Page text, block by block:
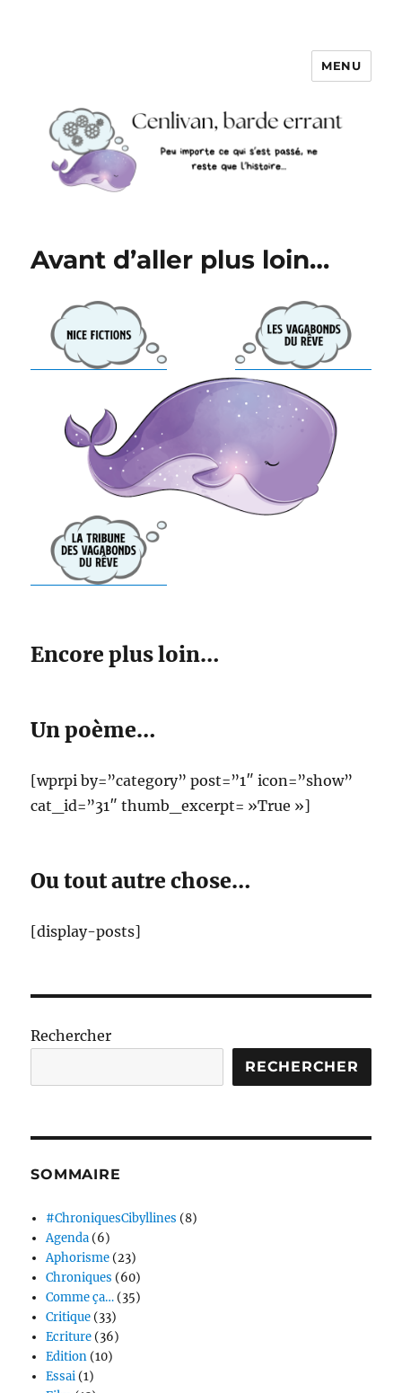
MENU
Avant d’aller plus loin…
Encore plus loin…
Un poème…
[wprpi by=”category” post=”1″ icon=”show”
cat_id=”31″ thumb_excerpt= »True »]
Ou tout autre chose…
[display-posts]
Rechercher
RECHERCHER
SOMMAIRE
#ChroniquesCibyllines (8)
Agenda(6)
Aphorisme(23)
Chroniques (60)
Comme ça…(35)
Critique(33)
Ecriture(36)
Edition(10)
Essai(1)